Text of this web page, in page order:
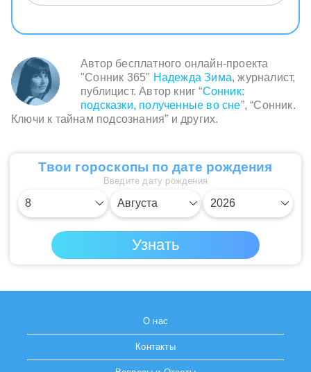
Автор бесплатного онлайн-проекта
"Сонник 365" Надежда Зима, журналист,
публицист. Автор книг “Сонник:
подсказки, полученные во сне”, “Сонник.
Ключи к тайнам подсознания” и других.
Твои гороскопы по дате рождения
Введите дату рождения
О нас
Контакты